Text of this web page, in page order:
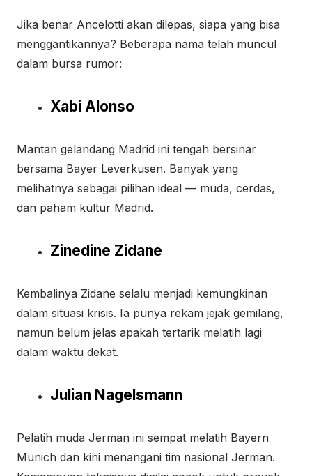
Jika benar Ancelotti akan dilepas, siapa yang bisa
menggantikannya? Beberapa nama telah muncul
dalam bursa rumor:
Xabi Alonso
Mantan gelandang Madrid ini tengah bersinar
bersama Bayer Leverkusen. Banyak yang
melihatnya sebagai pilihan ideal — muda, cerdas,
dan paham kultur Madrid.
Zinedine Zidane
Kembalinya Zidane selalu menjadi kemungkinan
dalam situasi krisis. Ia punya rekam jejak gemilang,
namun belum jelas apakah tertarik melatih lagi
dalam waktu dekat.
Julian Nagelsmann
Pelatih muda Jerman ini sempat melatih Bayern
Munich dan kini menangani tim nasional Jerman.